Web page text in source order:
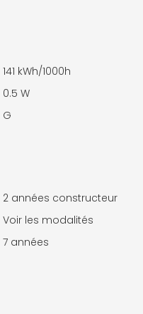
141 kWh/1000h
0.5 W
G
2 années constructeur
Voir les modalités
7 années